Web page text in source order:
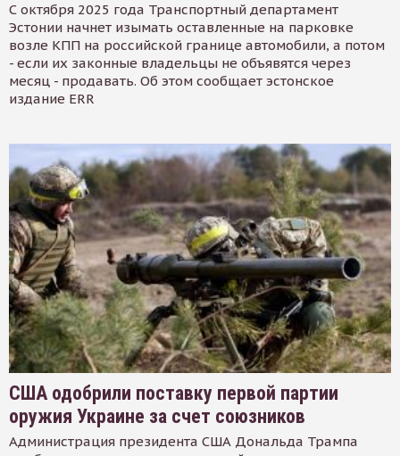
С октября 2025 года Транспортный департамент
Эстонии начнет изымать оставленные на парковке
возле КПП на российской границе автомобили, а потом
- если их законные владельцы не объявятся через
месяц - продавать. Об этом сообщает эстонское
издание ERR
США одобрили поставку первой партии
оружия Украине за счет союзников
Администрация президента США Дональда Трампа